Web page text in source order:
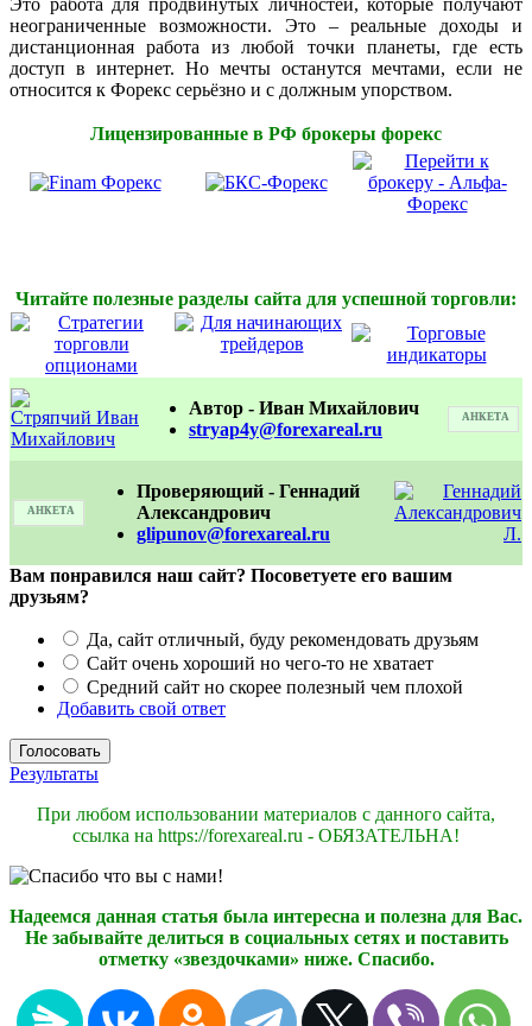
Это работа для продвинутых личностей, которые получают
неограниченные возможности. Это – реальные доходы и
дистанционная работа из любой точки планеты, где есть
доступ в интернет. Но мечты останутся мечтами, если не
относится к Форекс серьёзно и с должным упорством.
Лицензированные в РФ брокеры форекс
Читайте полезные разделы сайта для успешной торговли:
Автор - Иван Михайлович
stryap4y@forexareal.ru
АНКЕТА
АНКЕТА
Проверяющий - Геннадий
Александрович
glipunov@forexareal.ru
Вам понравился наш сайт? Посоветуете его вашим
друзьям?
Да, сайт отличный, буду рекомендовать друзьям
Сайт очень хороший но чего-то не хватает
Средний сайт но скорее полезный чем плохой
Добавить свой ответ
Результаты
При любом использовании материалов с данного сайта,
ссылка на https://forexareal.ru - ОБЯЗАТЕЛЬНА!
Надеемся данная статья была интересна и полезна для Вас.
Не забывайте делиться в социальных сетях и поставить
отметку «звездочками» ниже. Спасибо.